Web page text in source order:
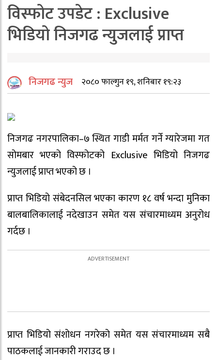
विस्फोट उपडेट : Exclusive
भिडियो निजगढ न्युजलाई प्राप्त
निजगढ न्युज २०८० फाल्गुन १९, शनिबार १९:२३
निजगढ नगरपालिका–७ स्थित गाडी मर्मत गर्ने ग्यारेजमा गत
सोमबार भएको विस्फोटको Exclusive भिडियो निजगढ
न्युजलाई प्राप्त भएको छ ।
प्राप्त भिडियो संबेदनसिल भएका कारण १८ वर्ष भन्दा मुनिका
बालबालिकालाई नदेखाउन समेत यस संचारमाध्यम अनुरोध
गर्दछ ।
प्राप्त भिडियो संशोधन नगरेको समेत यस संचारमाध्यम सबै
पाठकलाई जानकारी गराउद छ ।